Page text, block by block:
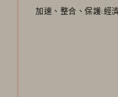
加速、整合、保護:經